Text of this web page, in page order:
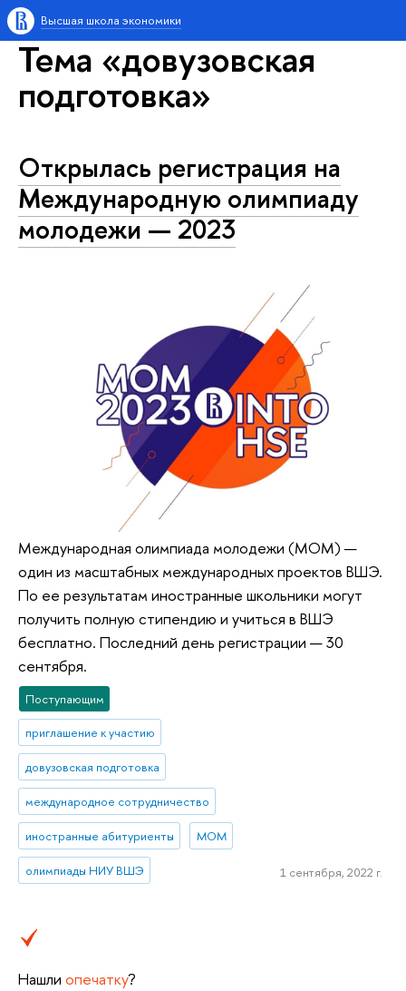
Высшая школа экономики
Тема «довузовская
подготовка»
Открылась регистрация на
Международную олимпиаду
молодежи — 2023
Международная олимпиада молодежи (МОМ) —
один из масштабных международных проектов ВШЭ.
По ее результатам иностранные школьники могут
получить полную стипендию и учиться в ВШЭ
бесплатно. Последний день регистрации — 30
сентября.
Поступающим
приглашение к участию
довузовская подготовка
международное сотрудничество
иностранные абитуриенты МОМ
олимпиады НИУ ВШЭ 1 сентября, 2022 г.
Нашли опечатку?